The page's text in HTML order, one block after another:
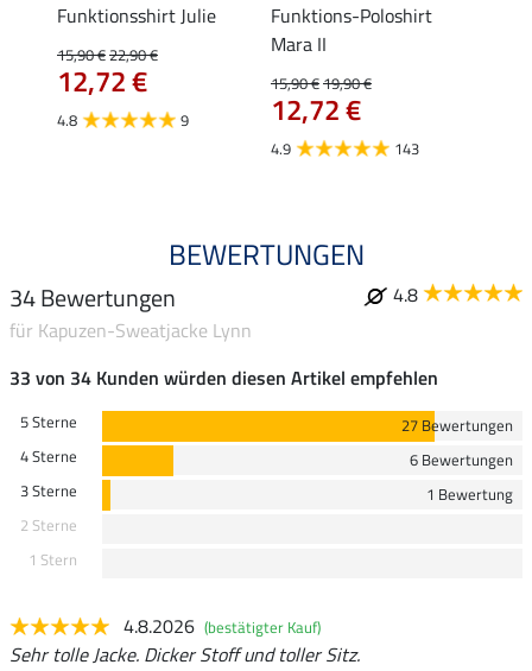
Funktionsshirt Julie
15,90 €22,90 €
12,72 €
4.8 9
Funktions-Poloshirt
Mara II
15,90 €19,90 €
12,72 €
4.9 143
BEWERTUNGEN
34 Bewertungen
4.8
für Kapuzen-Sweatjacke Lynn
33 von 34 Kunden würden diesen Artikel empfehlen
5 Sterne
27 Bewertungen
4 Sterne
6 Bewertungen
3 Sterne
1 Bewertung
2 Sterne
1 Stern
4.8.2026 (bestätigter Kauf)
Sehr tolle Jacke. Dicker Stoff und toller Sitz.